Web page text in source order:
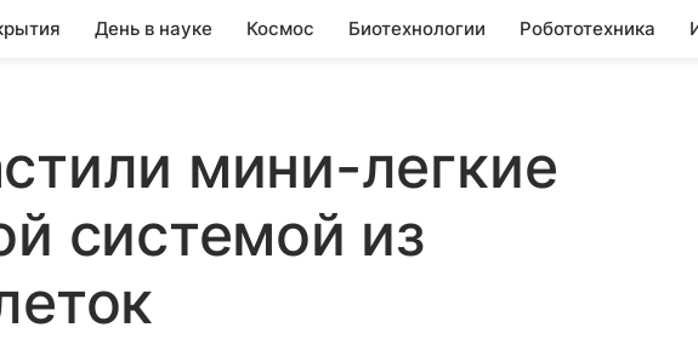
День в науке Космос Биотехнологии Робототехника
мини-легкие
системой из